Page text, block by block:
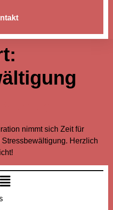
nimmt sich Zeit für
Herzlich